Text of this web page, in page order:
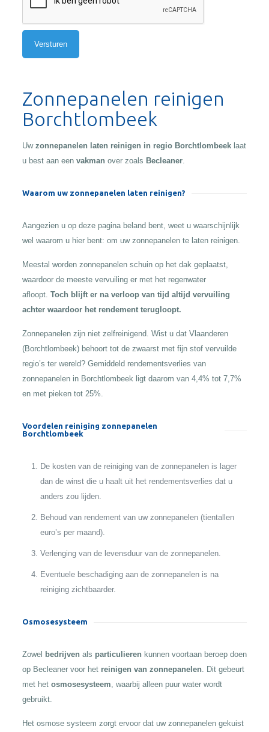
Zonnepanelen reinigen
Borchtlombeek
Uw zonnepanelen laten reinigen in regio Borchtlombeek laat
u best aan een vakman over zoals Becleaner.
Waarom uw zonnepanelen laten reinigen?
Aangezien u op deze pagina beland bent, weet u waarschijnlijk
wel waarom u hier bent: om uw zonnepanelen te laten reinigen.
Meestal worden zonnepanelen schuin op het dak geplaatst,
waardoor de meeste vervuiling er met het regenwater
afloopt. Toch blijft er na verloop van tijd altijd vervuiling
achter waardoor het rendement terugloopt.
Zonnepanelen zijn niet zelfreinigend. Wist u dat Vlaanderen
(Borchtlombeek) behoort tot de zwaarst met fijn stof vervuilde
regio’s ter wereld? Gemiddeld rendementsverlies van
zonnepanelen in Borchtlombeek ligt daarom van 4,4% tot 7,7%
en met pieken tot 25%.
Voordelen reiniging zonnepanelen
Borchtlombeek
De kosten van de reiniging van de zonnepanelen is lager
dan de winst die u haalt uit het rendementsverlies dat u
anders zou lijden.
Behoud van rendement van uw zonnepanelen (tientallen
euro’s per maand).
Verlenging van de levensduur van de zonnepanelen.
Eventuele beschadiging aan de zonnepanelen is na
reiniging zichtbaarder.
Osmosesysteem
Zowel bedrijven als particulieren kunnen voortaan beroep doen
op Becleaner voor het reinigen van zonnepanelen. Dit gebeurt
met het osmosesysteem, waarbij alleen puur water wordt
gebruikt.
Het osmose systeem zorgt ervoor dat uw zonnepanelen gekuist